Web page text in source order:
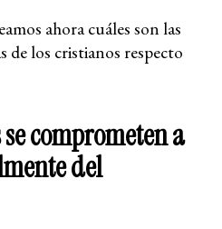
ahora cuáles son las
de los cristianos respecto
comprometen a
del